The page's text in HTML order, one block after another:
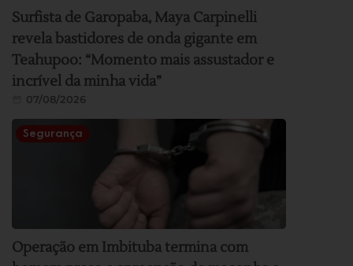
Surfista de Garopaba, Maya Carpinelli
revela bastidores de onda gigante em
Teahupoo: “Momento mais assustador e
incrível da minha vida”
07/08/2026
Segurança
Operação em Imbituba termina com